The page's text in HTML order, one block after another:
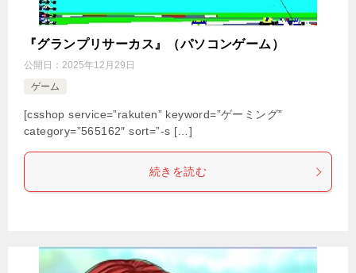
『グランプリサーカス』（パソコンゲーム）
公開日： 2025年12月29日
ゲーム
[csshop service=”rakuten” keyword=”ゲーミング”
category=”565162″ sort=”-s […]
続きを読む